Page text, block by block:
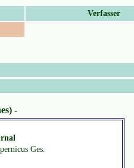
Verfasser
-
Ges.